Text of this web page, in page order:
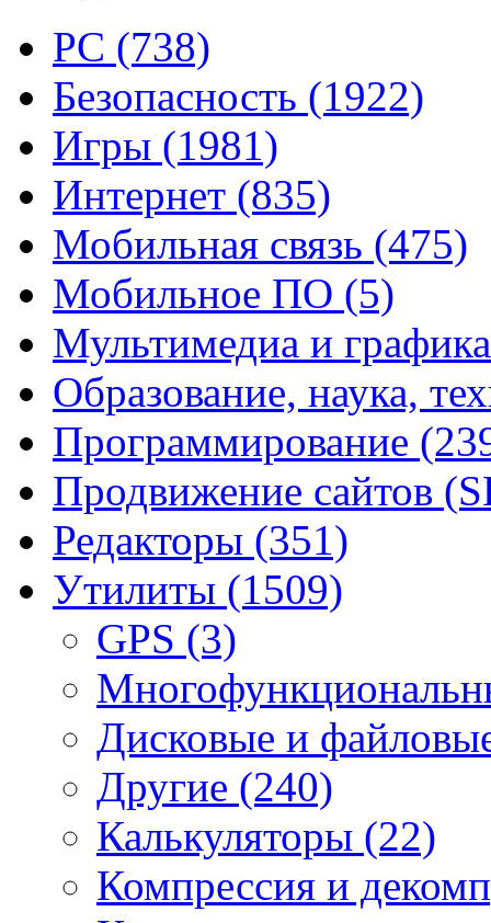
PC (738)
Безопасность (1922)
Игры (1981)
Интернет (835)
Мобильная связь (475)
Мобильное ПО (5)
Мультимедиа и
Образование, наука,
Программирование
Продвижение сайтов
Редакторы (351)
Утилиты (1509)
GPS (3)
Дисковые и
Другие (240)
Калькуляторы (22)
Компрессия и